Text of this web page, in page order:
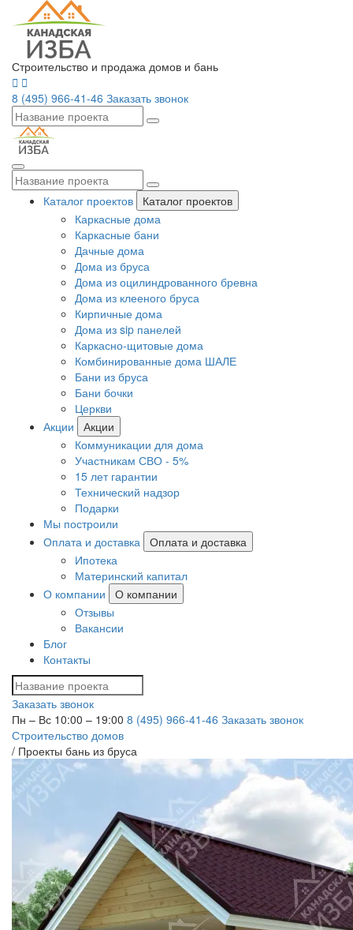
Строительство и продажа домов и бань
8 (495) 966-41-46 Заказать звонок
Каталог проектов
Каталог проектов
Каркасные дома
Каркасные бани
Дачные дома
Дома из бруса
Дома из оцилиндрованного бревна
Дома из клееного бруса
Кирпичные дома
Дома из sip панелей
Каркасно-щитовые дома
Комбинированные дома ШАЛЕ
Бани из бруса
Бани бочки
Церкви
Акции
Акции
Коммуникации для дома
Участникам СВО - 5%
15 лет гарантии
Технический надзор
Подарки
Мы построили
Оплата и доставка
Оплата и доставка
Ипотека
Материнский капитал
О компании
О компании
Отзывы
Вакансии
Блог
Контакты
Заказать звонок
Пн – Вс 10:00 – 19:00 8 (495) 966-41-46 Заказать звонок
Строительство домов
/ Проекты бань из бруса